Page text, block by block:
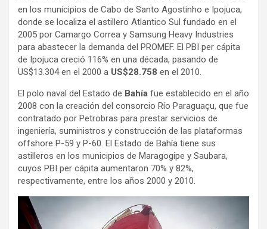
en los municipios de Cabo de Santo Agostinho e Ipojuca,
donde se localiza el astillero Atlantico Sul fundado en el
2005 por Camargo Correa y Samsung Heavy Industries
para abastecer la demanda del PROMEF. El PBI per cápita
de Ipojuca creció 116% en una década, pasando de
US$13.304 en el 2000 a US$28.758 en el 2010.
El polo naval del Estado de Bahía fue establecido en el año
2008 con la creación del consorcio Río Paraguaçu, que fue
contratado por Petrobras para prestar servicios de
ingeniería, suministros y construcción de las plataformas
offshore P-59 y P-60. El Estado de Bahía tiene sus
astilleros en los municipios de Maragogipe y Saubara,
cuyos PBI per cápita aumentaron 70% y 82%,
respectivamente, entre los años 2000 y 2010.